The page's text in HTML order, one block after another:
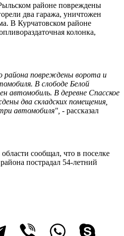
районе повреждены
два гаража, уничтожен
В Курчатовском районе
колонка,
района повреждены ворота и
В слободе Белой
автомобиль. В деревне Спасское
два складских помещения,
автомобиля", - рассказал
сообщал, что в поселке
пострадал 54-летний